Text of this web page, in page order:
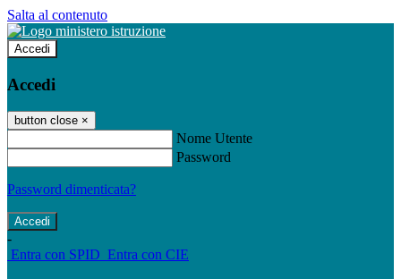
Salta al contenuto
Accedi
Accedi
button close ×
Nome Utente
Password
Password dimenticata?
-
Entra con SPID Entra con CIE